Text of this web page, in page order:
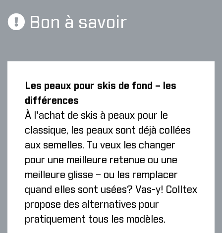
Bon à savoir
Les peaux pour skis de fond – les
différences
À l'achat de skis à peaux pour le
classique, les peaux sont déjà collées
aux semelles. Tu veux les changer
pour une meilleure retenue ou une
meilleure glisse – ou les remplacer
quand elles sont usées? Vas-y! Colltex
propose des alternatives pour
pratiquement tous les modèles.